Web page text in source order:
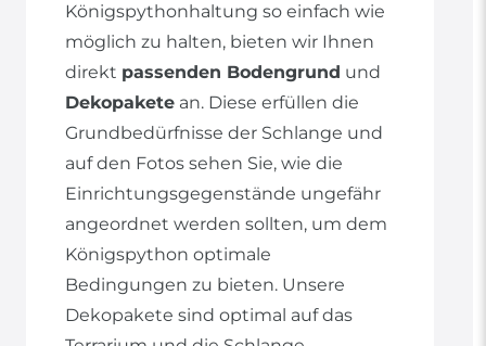
Königspythonhaltung so einfach wie
möglich zu halten, bieten wir Ihnen
direkt passenden Bodengrund und
Dekopakete an. Diese erfüllen die
Grundbedürfnisse der Schlange und
auf den Fotos sehen Sie, wie die
Einrichtungsgegenstände ungefähr
angeordnet werden sollten, um dem
Königspython optimale
Bedingungen zu bieten. Unsere
Dekopakete sind optimal auf das